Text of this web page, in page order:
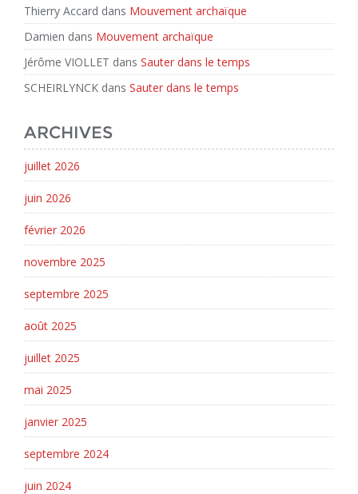
Thierry Accard dans Mouvement archaïque
Damien dans Mouvement archaïque
Jérôme VIOLLET dans Sauter dans le temps
SCHEIRLYNCK dans Sauter dans le temps
ARCHIVES
juillet 2026
juin 2026
février 2026
novembre 2025
septembre 2025
août 2025
juillet 2025
mai 2025
janvier 2025
septembre 2024
juin 2024